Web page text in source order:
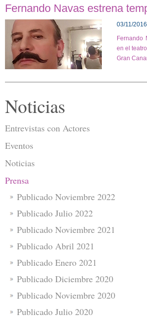
Fernando Navas estrena
03/11/
Fernando
en el
Gran
Noticias
Entrevistas con Actores
Eventos
Noticias
Prensa
Publicado Noviembre 2022
Publicado Julio 2022
Publicado Noviembre 2021
Publicado Abril 2021
Publicado Enero 2021
Publicado Diciembre 2020
Publicado Noviembre 2020
Publicado Julio 2020